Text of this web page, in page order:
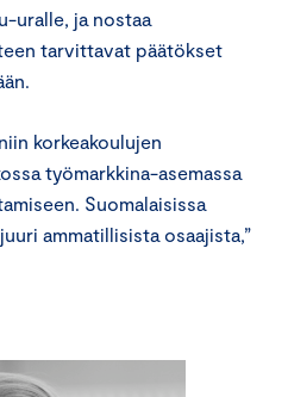
uralle, ja nostaa
tarvittavat päätökset
korkeakoulujen
työmarkkina-asemassa
Suomalaisissa
ammatillisista osaajista,”